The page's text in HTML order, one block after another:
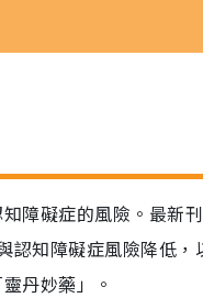
障礙症的風險。最新
認知障礙症風險降低，
丹妙藥」。